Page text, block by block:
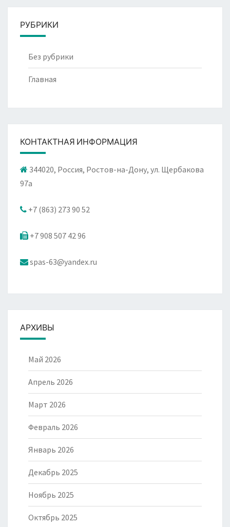
РУБРИКИ
Без рубрики
Главная
КОНТАКТНАЯ ИНФОРМАЦИЯ
344020, Россия, Ростов-на-Дону, ул. Щербакова
97а
+7 (863) 273 90 52
+7 908 507 42 96
spas-63@yandex.ru
АРХИВЫ
Май 2026
Апрель 2026
Март 2026
Февраль 2026
Январь 2026
Декабрь 2025
Ноябрь 2025
Октябрь 2025